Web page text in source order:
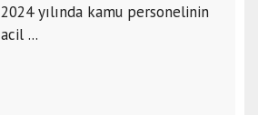
2024 yılında kamu personelinin
acil ...